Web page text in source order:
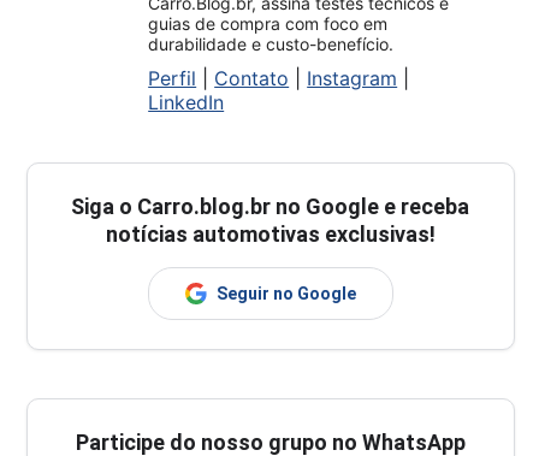
guias de compra com foco em
durabilidade e custo-benefício.
Perfil Contato Instagram
LinkedIn
Siga o Carro.blog.br no Google e receba
notícias automotivas exclusivas!
Seguir no Google
Participe do nosso grupo no WhatsApp